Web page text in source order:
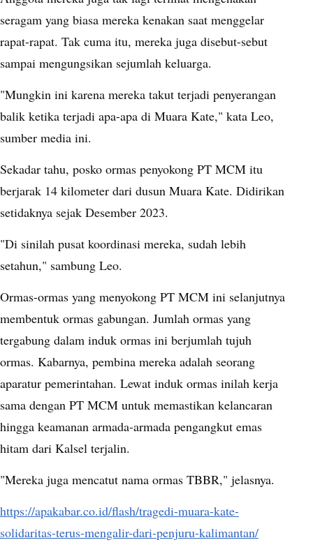
seragam yang biasa mereka kenakan saat menggelar
rapat-rapat. Tak cuma itu, mereka juga disebut-sebut
sampai mengungsikan sejumlah keluarga.
"Mungkin ini karena mereka takut terjadi penyerangan
balik ketika terjadi apa-apa di Muara Kate," kata Leo,
sumber media ini.
Sekadar tahu, posko ormas penyokong PT MCM itu
berjarak 14 kilometer dari dusun Muara Kate. Didirikan
setidaknya sejak Desember 2023.
"Di sinilah pusat koordinasi mereka, sudah lebih
setahun," sambung Leo.
Ormas-ormas yang menyokong PT MCM ini selanjutnya
membentuk ormas gabungan. Jumlah ormas yang
tergabung dalam induk ormas ini berjumlah tujuh
ormas. Kabarnya, pembina mereka adalah seorang
aparatur pemerintahan. Lewat induk ormas inilah kerja
sama dengan PT MCM untuk memastikan kelancaran
hingga keamanan armada-armada pengangkut emas
hitam dari Kalsel terjalin.
"Mereka juga mencatut nama ormas TBBR," jelasnya.
https://apakabar.co.id/flash/tragedi-muara-kate-
solidaritas-terus-mengalir-dari-penjuru-kalimantan/